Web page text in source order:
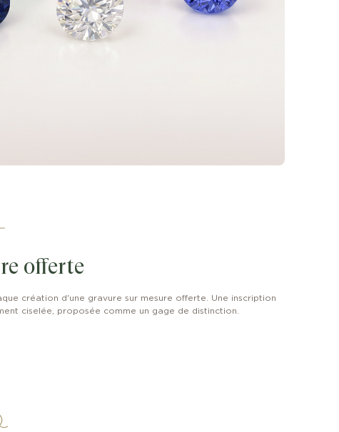
offerte
création d'une gravure sur mesure offerte. Une inscription
ciselée, proposée comme un gage de distinction.